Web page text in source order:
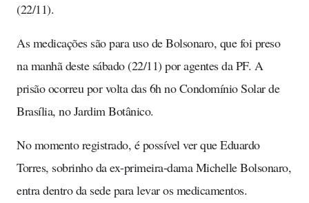
(22/11).
As medicações são para uso de Bolsonaro, que foi preso
na manhã deste sábado (22/11) por agentes da PF. A
prisão ocorreu por volta das 6h no Condomínio Solar de
Brasília, no Jardim Botânico.
No momento registrado, é possível ver que Eduardo
Torres, sobrinho da ex-primeira-dama Michelle Bolsonaro,
entra dentro da sede para levar os medicamentos.